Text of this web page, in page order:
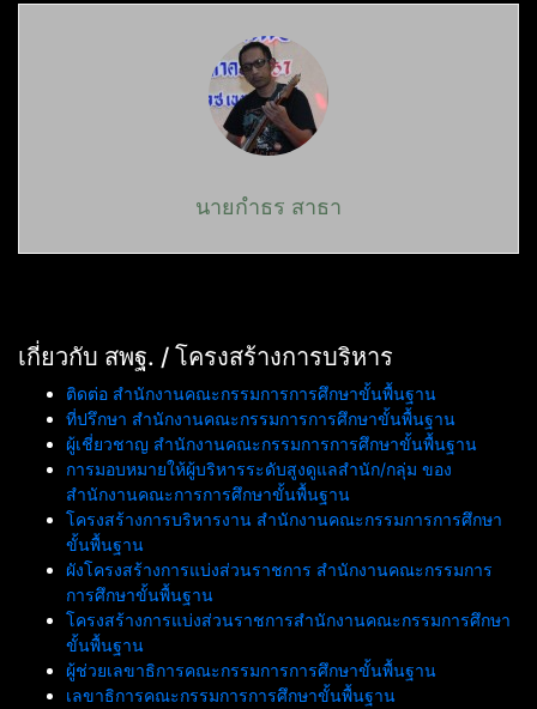
นายกำธร สาธา
เกี่ยวกับ สพฐ. / โครงสร้างการบริหาร
ติดต่อ สำนักงานคณะกรรมการการศึกษาขั้นพื้นฐาน
ที่ปรึกษา สำนักงานคณะกรรมการการศึกษาขั้นพื้นฐาน
ผู้เชี่ยวชาญ สำนักงานคณะกรรมการการศึกษาขั้นพื้นฐาน
การมอบหมายให้ผู้บริหารระดับสูงดูแลสำนัก/กลุ่ม ของ
สำนักงานคณะการการศึกษาขั้นพื้นฐาน
โครงสร้างการบริหารงาน สำนักงานคณะกรรมการการศึกษา
ขั้นพื้นฐาน
ผังโครงสร้างการแบ่งส่วนราชการ สำนักงานคณะกรรมการ
การศึกษาขั้นพื้นฐาน
โครงสร้างการแบ่งส่วนราชการสำนักงานคณะกรรมการศึกษา
ขั้นพื้นฐาน
ผู้ช่วยเลขาธิการคณะกรรมการการศึกษาขั้นพื้นฐาน
เลขาธิการคณะกรรมการการศึกษาขั้นพื้นฐาน